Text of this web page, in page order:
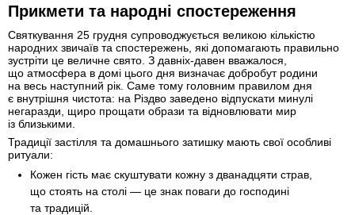
Прикмети та народні спостереження
Святкування 25 грудня супроводжується великою кількістю
народних звичаїв та спостережень, які допомагають правильно
зустріти це величне свято. З давніх-давен вважалося,
що атмосфера в домі цього дня визначає добробут родини
на весь наступний рік. Саме тому головним правилом дня
є внутрішня чистота: на Різдво заведено відпускати минулі
негаразди, щиро прощати образи та відновлювати мир
із близькими.
Традиції застілля та домашнього затишку мають свої особливі
ритуали:
Кожен гість має скуштувати кожну з дванадцяти страв,
що стоять на столі — це знак поваги до господині
та традицій.